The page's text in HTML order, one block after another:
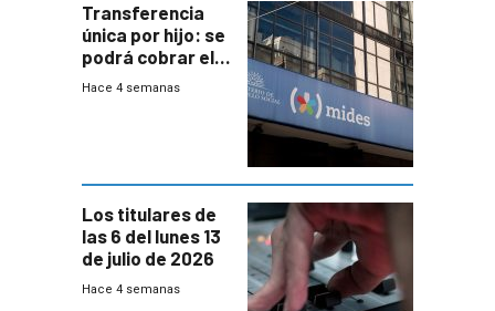
Transferencia
única por hijo: se
podrá cobrar el
100% en efectivo
Hace 4 semanas
Los titulares de
las 6 del lunes 13
de julio de 2026
Hace 4 semanas